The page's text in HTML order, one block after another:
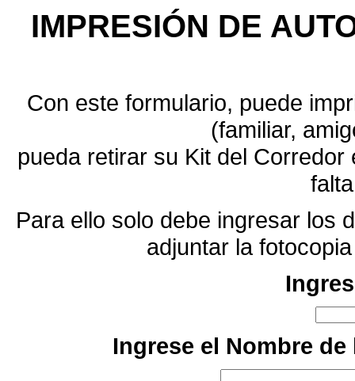
IMPRESIÓN DE
Con este formulario, puede
(familiar,
pueda retirar su Kit del
Para ello solo debe ingresar los
adjuntar la
Ingrese el Nombre